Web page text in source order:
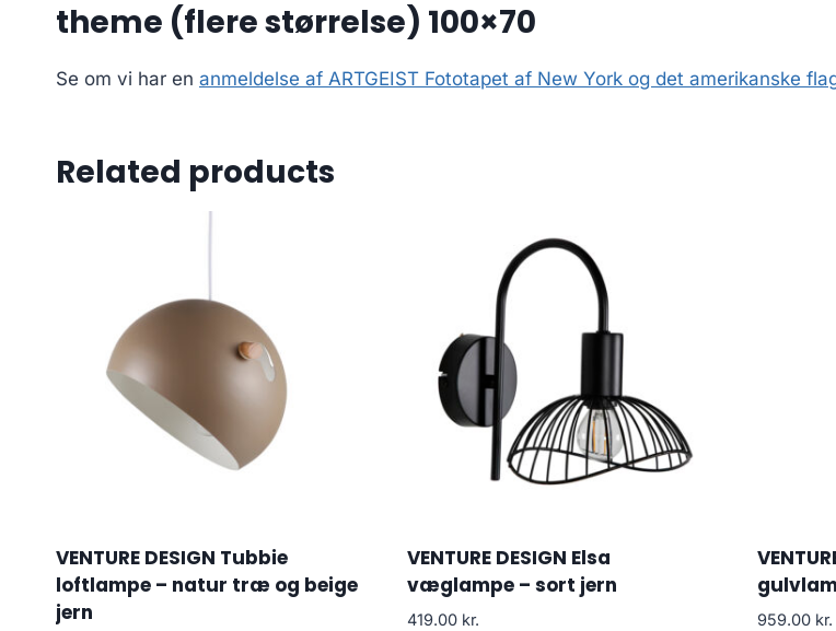
theme (flere størrelse) 100×70
Se om vi har en anmeldelse af ARTGEIST Fototapet af New York og det amerikanske
Related products
VENTURE DESIGN Tubbie
loftlampe – natur træ og beige
jern
VENTURE DESIGN Elsa
væglampe – sort jern
419.00 kr. 959.00 kr.